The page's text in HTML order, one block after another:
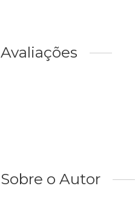
Avaliações
Sobre o Autor